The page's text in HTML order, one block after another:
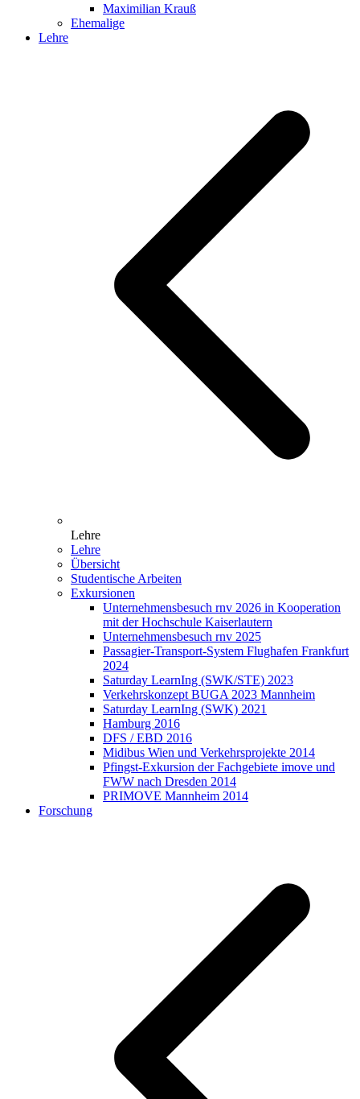
Maximilian Krauß
Ehemalige
Lehre
Lehre
Lehre
Übersicht
Studentische Arbeiten
Exkursionen
Unternehmensbesuch rnv 2026 in Kooperation
mit der Hochschule Kaiserlautern
Unternehmensbesuch rnv 2025
Passagier-Transport-System Flughafen Frankfurt
2024
Saturday LearnIng (SWK/STE) 2023
Verkehrskonzept BUGA 2023 Mannheim
Saturday LearnIng (SWK) 2021
Hamburg 2016
DFS / EBD 2016
Midibus Wien und Verkehrsprojekte 2014
Pfingst-Exkursion der Fachgebiete imove und
FWW nach Dresden 2014
PRIMOVE Mannheim 2014
Forschung